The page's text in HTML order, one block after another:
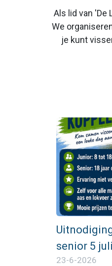
Als lid van
We
je kunt
senior 5
23-6-2026